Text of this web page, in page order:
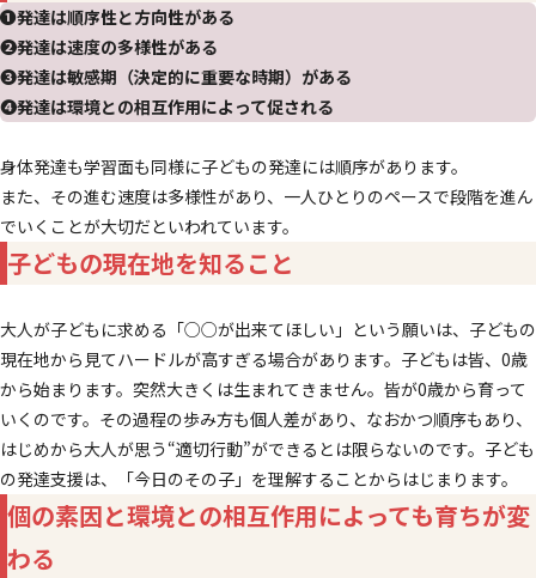
❶発達は順序性と方向性がある
❷発達は速度の多様性がある
❸発達は敏感期（決定的に重要な時期）がある
❹発達は環境との相互作用によって促される
身体発達も学習面も同様に子どもの発達には順序があります。
また、その進む速度は多様性があり、一人ひとりのペースで段階を進ん
でいくことが大切だといわれています。
子どもの現在地を知ること
大人が子どもに求める「○○が出来てほしい」という願いは、子どもの
現在地から見てハードルが高すぎる場合があります。子どもは皆、0歳
から始まります。突然大きくは生まれてきません。皆が0歳から育って
いくのです。その過程の歩み方も個人差があり、なおかつ順序もあり、
はじめから大人が思う“適切行動”ができるとは限らないのです。子ども
の発達支援は、「今日のその子」を理解することからはじまります。
個の素因と環境との相互作用によっても育ちが変
わる